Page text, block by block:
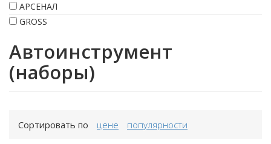
АРСЕНАЛ
GROSS
Автоинструмент
(наборы)
Сортировать по цене популярности